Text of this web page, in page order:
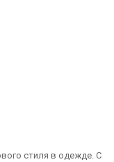
стиля в одежде. С